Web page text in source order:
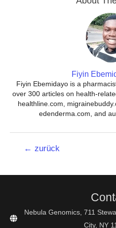
Fiyin
Fiyin Ebemidayo is a
over 300 articles on health-
healthline.com,
edenderma.com, and
Beitrags-
← zurück
Nebula Genomics, 711
City, NY